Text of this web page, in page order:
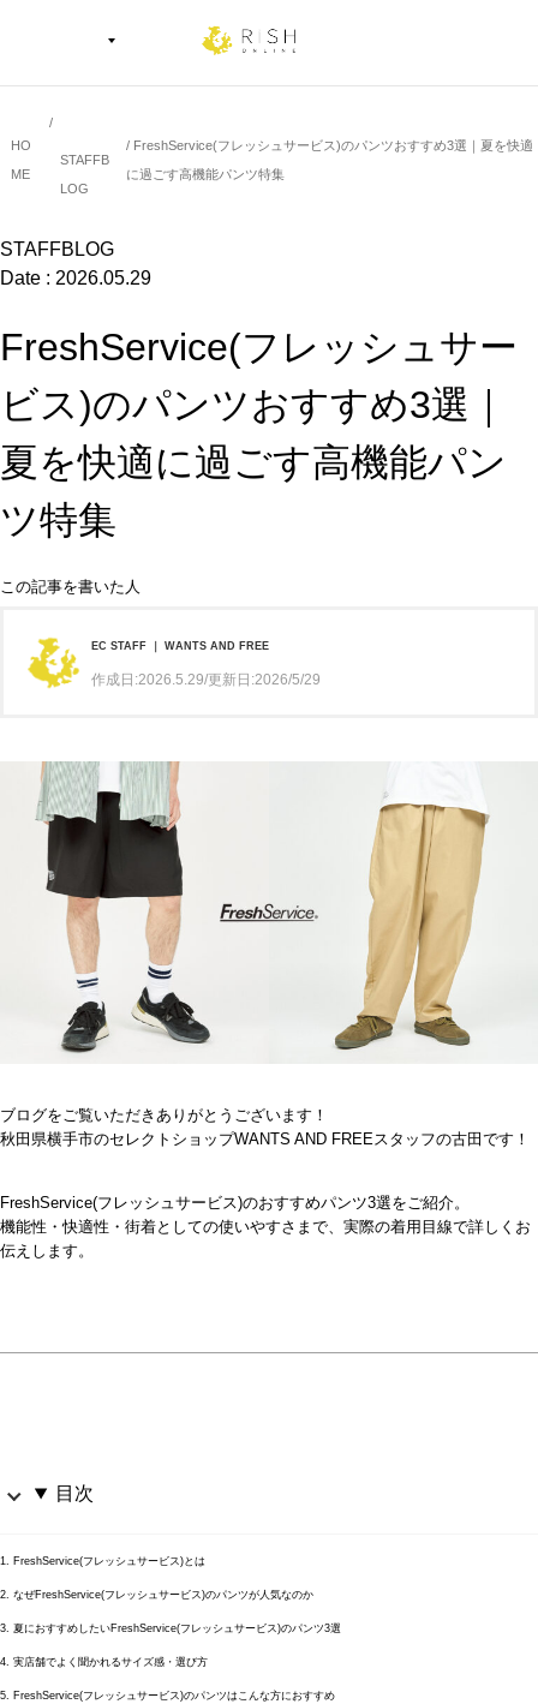
HO
ME
STAFFB
LOG
FreshService(フレッシュサービス)のパンツおすすめ3選｜夏を快適
に過ごす高機能パンツ特集
STAFFBLOG
Date : 2026.05.29
FreshService(フレッシュサー
ビス)のパンツおすすめ3選｜
夏を快適に過ごす高機能パン
ツ特集
この記事を書いた人
EC STAFF ｜ WANTS AND FREE
作成日:2026.5.29/更新日:2026/5/29
ブログをご覧いただきありがとうございます！
秋田県横手市のセレクトショップWANTS AND FREEスタッフの古田です！
FreshService(フレッシュサービス)のおすすめパンツ3選をご紹介。
機能性・快適性・街着としての使いやすさまで、実際の着用目線で詳しくお
伝えします。
目次
1. FreshService(フレッシュサービス)とは
2. なぜFreshService(フレッシュサービス)のパンツが人気なのか
3. 夏におすすめしたいFreshService(フレッシュサービス)のパンツ3選
4. 実店舗でよく聞かれるサイズ感・選び方
5. FreshService(フレッシュサービス)のパンツはこんな方におすすめ